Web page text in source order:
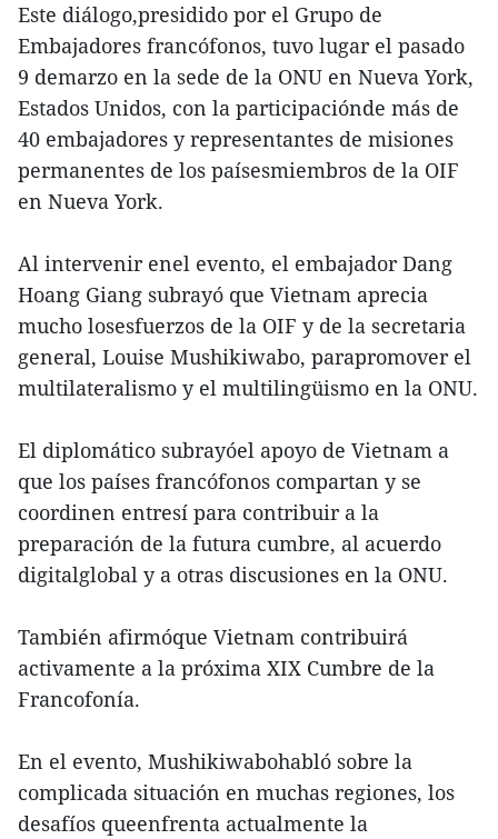
Este diálogo,presidido por el Grupo de
Embajadores francófonos, tuvo lugar el pasado
9 demarzo en la sede de la ONU en Nueva York,
Estados Unidos, con la participaciónde más de
40 embajadores y representantes de misiones
permanentes de los paísesmiembros de la OIF
en Nueva York.
Al intervenir enel evento, el embajador Dang
Hoang Giang subrayó que Vietnam aprecia
mucho losesfuerzos de la OIF y de la secretaria
general, Louise Mushikiwabo, parapromover el
multilateralismo y el multilingüismo en la ONU.
El diplomático subrayóel apoyo de Vietnam a
que los países francófonos compartan y se
coordinen entresí para contribuir a la
preparación de la futura cumbre, al acuerdo
digitalglobal y a otras discusiones en la ONU.
También afirmóque Vietnam contribuirá
activamente a la próxima XIX Cumbre de la
Francofonía.
En el evento, Mushikiwabohabló sobre la
complicada situación en muchas regiones, los
desafíos queenfrenta actualmente la